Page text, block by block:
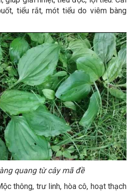
tiểu rắt, mót tiểu do viêm bàng
quang từ cây mã đề
thông, trư linh, hòa cô, hoạt thạch